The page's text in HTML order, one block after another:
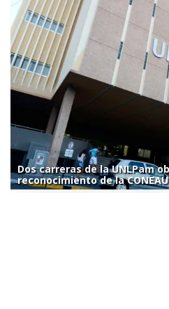
Dos carreras de la UNLPam
reconocimiento de la CONEAU